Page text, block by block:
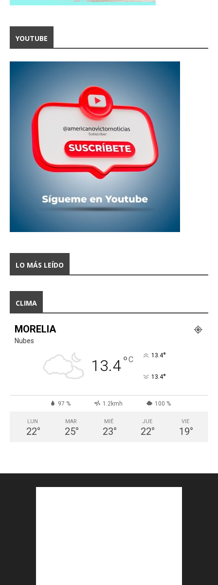
YOUTUBE
LO MÁS LEÍDO
CLIMA
MORELIA
Nubes
13.4°C 13.4°
13.4°
97 % 1.2kmh 100 %
LUN
22°
MAR
25°
MIÉ
23°
JUE
22°
VIE
19°